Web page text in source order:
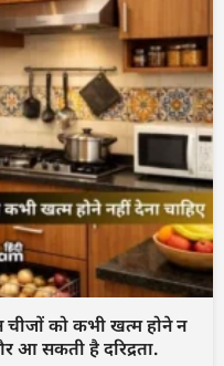
चीजों को कभी खत्म होने न
आ सकती है दरिद्रता.